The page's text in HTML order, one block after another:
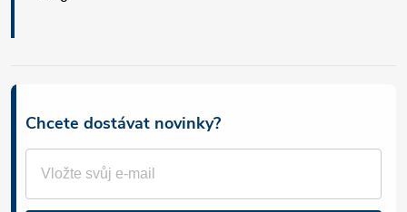
Chcete dostávat novinky?